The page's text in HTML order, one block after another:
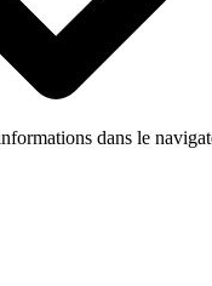
dans le